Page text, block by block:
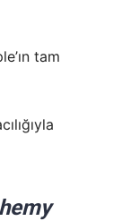
tam